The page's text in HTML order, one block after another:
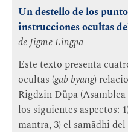
Un destello de los
instrucciones ocultas
de Jigme Lingpa
Este texto presenta
ocultas (gab byang)
Rigdzin Düpa
los siguientes aspectos:
mantra, 3) el samādhi